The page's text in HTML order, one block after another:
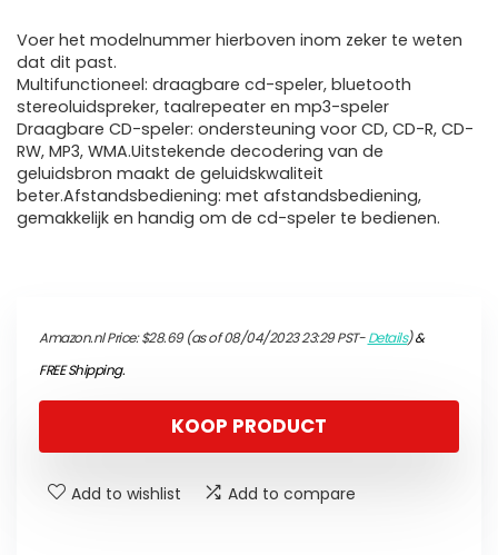
Voer het modelnummer hierboven inom zeker te weten
dat dit past.
Multifunctioneel: draagbare cd-speler, bluetooth
stereoluidspreker, taalrepeater en mp3-speler
Draagbare CD-speler: ondersteuning voor CD, CD-R, CD-
RW, MP3, WMA.Uitstekende decodering van de
geluidsbron maakt de geluidskwaliteit
beter.Afstandsbediening: met afstandsbediening,
gemakkelijk en handig om de cd-speler te bedienen.
Amazon.nl Price:$28.69(as of 08/04/2023 23:29 PST-Details)&
FREE Shipping.
KOOP PRODUCT
Add to wishlist Add to compare